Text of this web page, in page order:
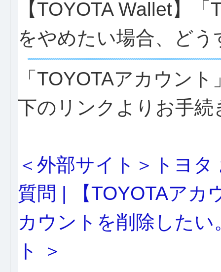
【TOYOTA Wallet】
をやめたい場合、ど
「TOYOTAアカウン
下のリンクよりお手
＜外部サイト＞トヨ
質問 | 【TOYOTAアカ
カウントを削除した
ト ＞